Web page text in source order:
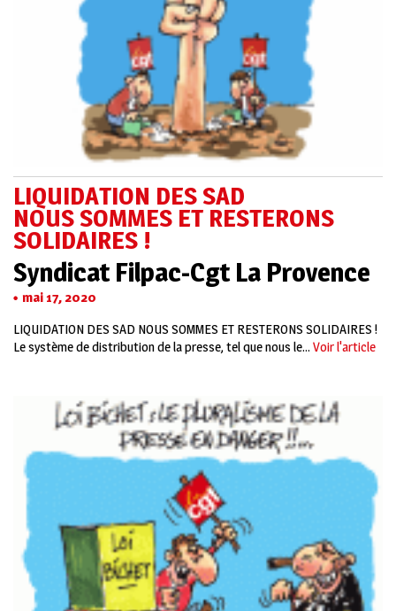
LIQUIDATION DES SAD
NOUS SOMMES ET RESTERONS
SOLIDAIRES !
Syndicat Filpac-Cgt La Provence
mai 17, 2020
LIQUIDATION DES SAD NOUS SOMMES ET RESTERONS SOLIDAIRES !
Le système de distribution de la presse, tel que nous le... Voir l'article